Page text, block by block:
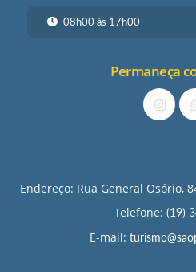
08h00 às 17h00
Permaneça
Endereço: Rua General Osório,
Telefone: (19)
E-mail: